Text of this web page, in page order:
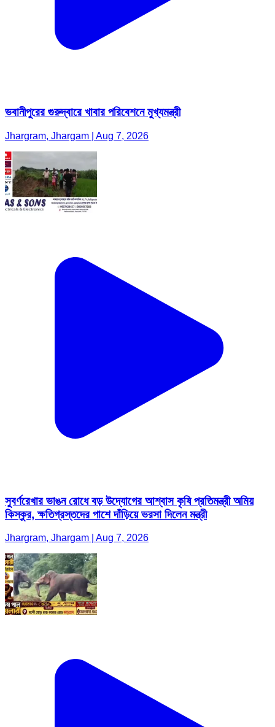
ভবানীপুরের গুরুদ্বারে খাবার পরিবেশনে মুখ্যমন্ত্রী
Jhargram, Jhargam | Aug 7, 2026
সুবর্ণরেখার ভাঙন রোধে বড় উদ্যোগের আশ্বাস কৃষি প্রতিমন্ত্রী অমিয়
কিস্কুর, ক্ষতিগ্রস্তদের পাশে দাঁড়িয়ে ভরসা দিলেন মন্ত্রী
Jhargram, Jhargam | Aug 7, 2026